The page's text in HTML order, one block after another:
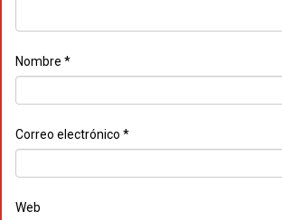
Nombre *
Correo electrónico *
Web